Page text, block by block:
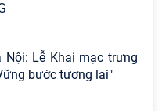
Lễ Khai mạc trưng
bước tương lai"
vệ